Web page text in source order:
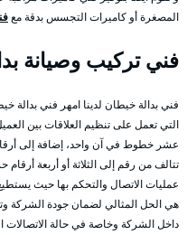
المصغرة أو كاميرات التجسس بدقة مع
فني تركيب وصيانة
فني بدالة خيطان لدينا امهر فني بدالة
التي تعمل على تنظيم العلاقات بين
عشر خطوط في آن واحد، إضافة إلى
تتالف من رقم إلى الثلاثة أو أربعة
عمليات الاتصال والتحكم بها حيث
هي الحل المثالي لضمان جودة الشركة
داخل الشركة وخاصة في حالة الاتصالات